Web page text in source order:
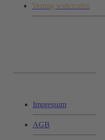
Vertrag widerrufen
Impressum
AGB